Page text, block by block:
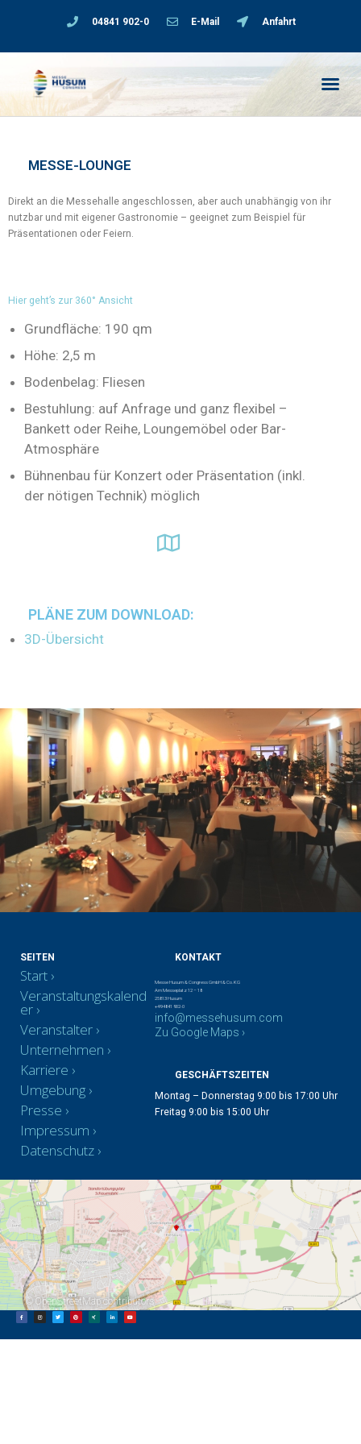
04841 902-0 E-Mail Anfahrt
MESSE-LOUNGE
Direkt an die Messehalle angeschlossen, aber auch unabhängig von ihr
nutzbar und mit eigener Gastronomie – geeignet zum Beispiel für
Präsentationen oder Feiern.
Hier geht’s zur 360° Ansicht
Grundfläche: 190 qm
Höhe: 2,5 m
Bodenbelag: Fliesen
Bestuhlung: auf Anfrage und ganz flexibel –
Bankett oder Reihe, Loungemöbel oder Bar-
Atmosphäre
Bühnenbau für Konzert oder Präsentation (inkl.
der nötigen Technik) möglich
PLÄNE ZUM DOWNLOAD:
3D-Übersicht
SEITEN
Start
Veranstaltungskalend
er
Veranstalter
Unternehmen
Karriere
Umgebung
Presse
Impressum
Datenschutz
KONTAKT
Messe Husum & Congress GmbH & Co. KG
Am Messeplatz 12 – 18
25813 Husum
+49 4841 902-0
info@messehusum.com
Zu Google Maps ›
GESCHÄFTSZEITEN
Montag – Donnerstag 9:00 bis 17:00 Uhr
Freitag 9:00 bis 15:00 Uhr
© OpenStreetMapcontributors